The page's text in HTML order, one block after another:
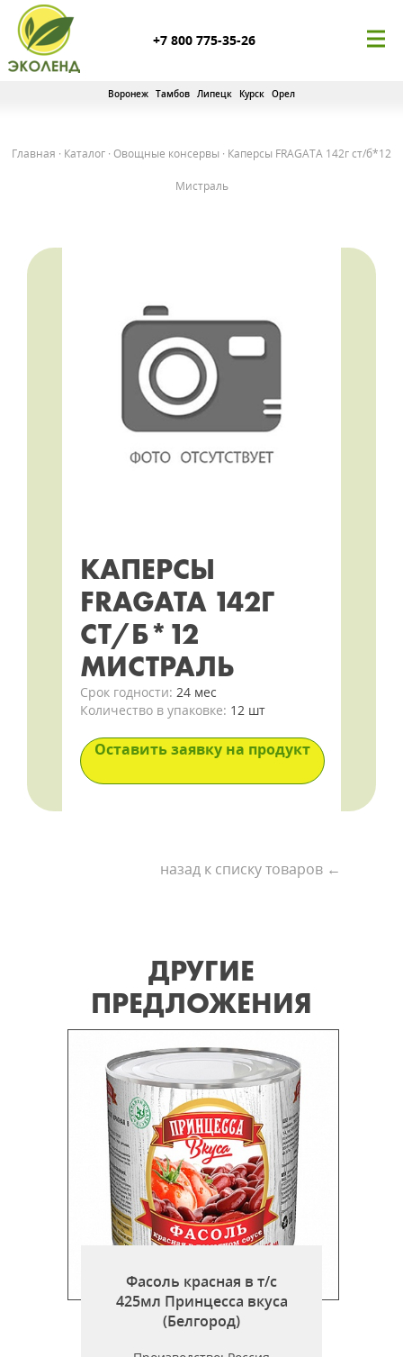
+7 800 775-35-26
Воронеж Тамбов Липецк Курск Орел
Главная · Каталог · Овощные консервы · Каперсы FRAGATA 142г ст/б*12
Мистраль
КАПЕРСЫ
FRAGATA 142Г
СТ/Б*12
МИСТРАЛЬ
Срок годности: 24 мес
Количество в упаковке: 12 шт
Оставить заявку на продукт
назад к списку товаров ←
ДРУГИЕ
ПРЕДЛОЖЕНИЯ
Фасоль красная в т/с
425мл Принцесса вкуса
(Белгород)